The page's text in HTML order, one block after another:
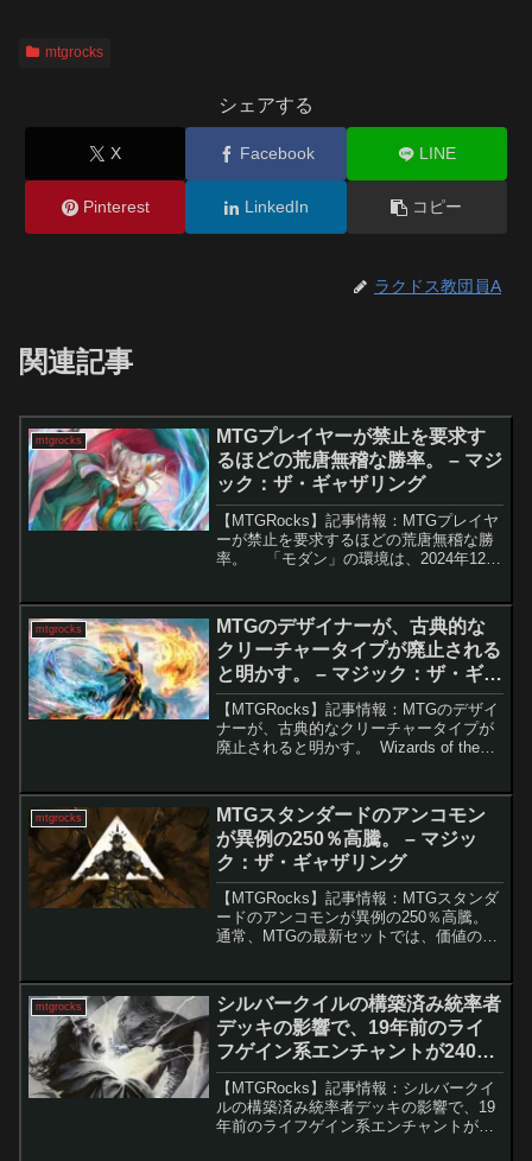
mtgrocks
シェアする
X Facebook LINE
Pinterest LinkedIn コピー
ラクドス教団員A
関連記事
mtgrocks
MTGプレイヤーが禁止を要求す
るほどの荒唐無稽な勝率。 – マジ
ック：ザ・ギャザリング
【MTGRocks】記事情報：MTGプレイヤ
ーが禁止を要求するほどの荒唐無稽な勝
率。 「モダン」の環境は、2024年12月
新たな問題が浮上している。特に、「脱
出基地...
mtgrocks
MTGのデザイナーが、古典的な
クリーチャータイプが廃止される
と明かす。 – マジック：ザ・ギャ
ザリング
【MTGRocks】記事情報：MTGのデザイ
ナーが、古典的なクリーチャータイプが
廃止されると明かす。 Wizards of the
した。これらのクリーチャ...
mtgrocks
MTGスタンダードのアンコモン
が異例の250％高騰。 – マジッ
ク：ザ・ギャザリング
【MTGRocks】記事情報：MTGスタンダ
ードのアンコモンが異例の250％高騰。
通常、MTGの最新セットでは、価値のあ
以上の価値を持つことは稀であり、さら
にそのセット...
mtgrocks
シルバークイルの構築済み統率者
デッキの影響で、19年前のライ
フゲイン系エンチャントが240％
高騰。 – マジック：ザ・ギャザリ
ング
【MTGRocks】記事情報：シルバークイ
ルの構築済み統率者デッキの影響で、19
年前のライフゲイン系エンチャントが